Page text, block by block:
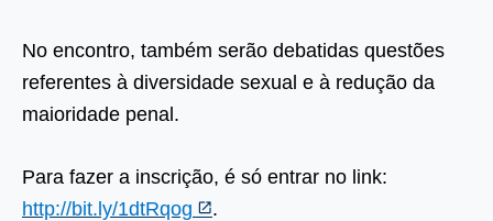
No encontro, também serão debatidas questões
referentes à diversidade sexual e à redução da
maioridade penal.
Para fazer a inscrição, é só entrar no link:
http://bit.ly/1dtRqog
.